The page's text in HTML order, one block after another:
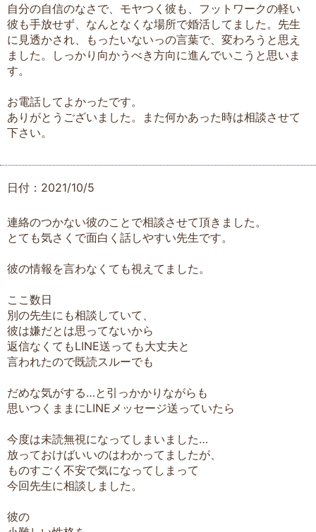
自分の自信のなさで、モヤつく彼も、フットワークの軽い
彼も手放せず、なんとなくな場所で婚活してました。先生
に見透かされ、もったいないっの言葉で、変わろうと思え
ました。しっかり向かうべき方向に進んでいこうと思いま
す。
お電話してよかったです。
ありがとうございました。また何かあった時は相談させて
下さい。
日付：2021/10/5
連絡のつかない彼のことで相談させて頂きました。
とても気さくで面白く話しやすい先生です。
彼の情報を言わなくても視えてました。
ここ数日
別の先生にも相談していて、
彼は嫌だとは思ってないから
返信なくてもLINE送っても大丈夫と
言われたので既読スルーでも
だめな気がする…と引っかかりながらも
思いつくままにLINEメッセージ送っていたら
今度は未読無視になってしまいました…
放っておけばいいのはわかってましたが、
ものすごく不安で気になってしまって
今回先生に相談しました。
彼の